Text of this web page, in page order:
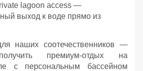
lagoon access —
выход к воде прямо из
наших соотечественников —
премиум-отдых на
с персональным бассейном